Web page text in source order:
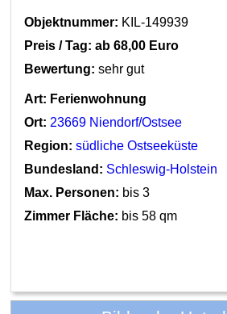
Objektnummer: KIL-149939
Preis / Tag: ab 68,00 Euro
Bewertung: sehr gut
Art: Ferienwohnung
Ort: 23669 Niendorf/Ostsee
Region: südliche Ostseeküste
Bundesland: Schleswig-Holstein
Max. Personen: bis 3
Zimmer Fläche: bis 58 qm